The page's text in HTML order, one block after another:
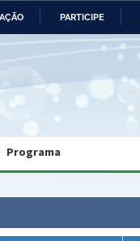
PARTICIPE
Ministério da Economia
e dos Direitos Humanos
Planalto
Programa